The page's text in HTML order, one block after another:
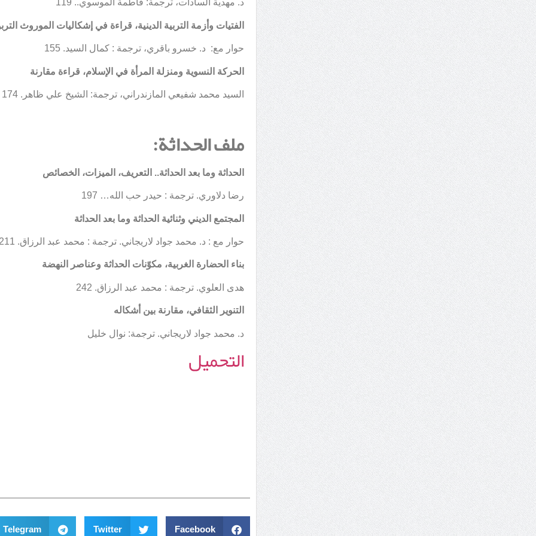
د. مهدية السادات، ترجمة: فاطمة الموسوي.. 119
الفتيات وأزمة التربية الدينية، قراءة في إشكاليات الموروث
حوار مع: د. خسرو باقري، ترجمة : كمال السيد. 155
الحركة النسوية ومنزلة المرأة في الإسلام، قراءة مقارنة
السيد محمد شفيعي المازندراني، ترجمة: الشيخ علي ظاهر. 174
ملف الحداثة:
الحداثة وما بعد الحداثة.. التعريف، الميزات، الخصائص
رضا دلاوري. ترجمة : حيدر حب الله… 197
المجتمع الديني وثنائية الحداثة وما بعد الحداثة
حوار مع : د. محمد جواد لاريجاني. ترجمة : محمد عبد الرزاق. 211
بناء الحضارة الغربية، مكوّنات الحداثة وعناصر النهضة
هدى العلوي. ترجمة : محمد عبد الرزاق. 242
التنوير الثقافي، مقارنة بين أشكاله
د. محمد جواد لاريجاني. ترجمة: نوال خليل
التحميل
Facebook
Twitter
Telegram